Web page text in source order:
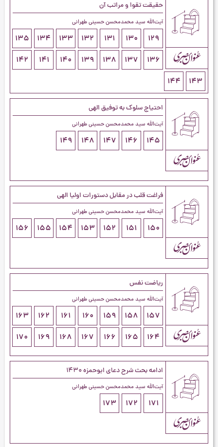
حقیقت تقوا و مراتب آن
آیت‌اللَه سید محمدمحسن حسینی طهرانی
129
130
131
132
133
134
135
136
137
138
139
140
141
142
143
144
احتیاج سلوک به توفیق الهی
آیت‌اللَه سید محمدمحسن حسینی طهرانی
145
146
147
148
149
فراغت قلب در مقابل دستورات اولیا الهی
آیت‌اللَه سید محمدمحسن حسینی طهرانی
150
151
152
153
154
155
156
ریاضت نفس
آیت‌اللَه سید محمدمحسن حسینی طهرانی
157
158
159
160
161
162
163
164
165
166
167
168
169
170
ادامه بحث شرح دعای ابوحمزه ۱۴۳۰
آیت‌اللَه سید محمدمحسن حسینی طهرانی
171
172
173